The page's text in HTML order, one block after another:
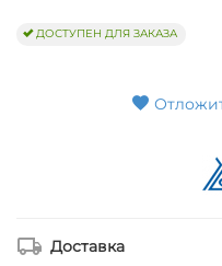
ДОСТУПЕН ДЛЯ ЗАКАЗА
Доставка